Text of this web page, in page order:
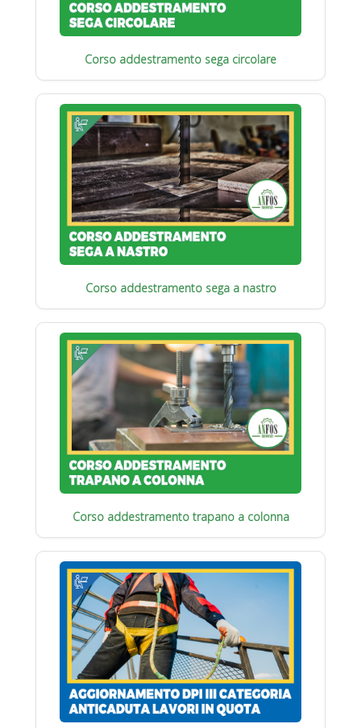
Corso addestramento sega circolare
Corso addestramento sega a nastro
Corso addestramento trapano a colonna